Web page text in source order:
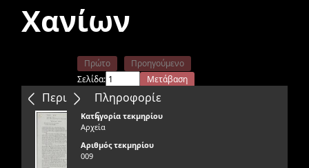
Χανίων
Περιεχόμενα
Πρώτο
Προηγούμενο
Σελίδα:
Μετάβαση
Επόμενο
Τελευταίο
Πληροφορίε
ς
Κατηγορία τεκμηρίου
Αρχεία
Αριθμός τεκμηρίου
009